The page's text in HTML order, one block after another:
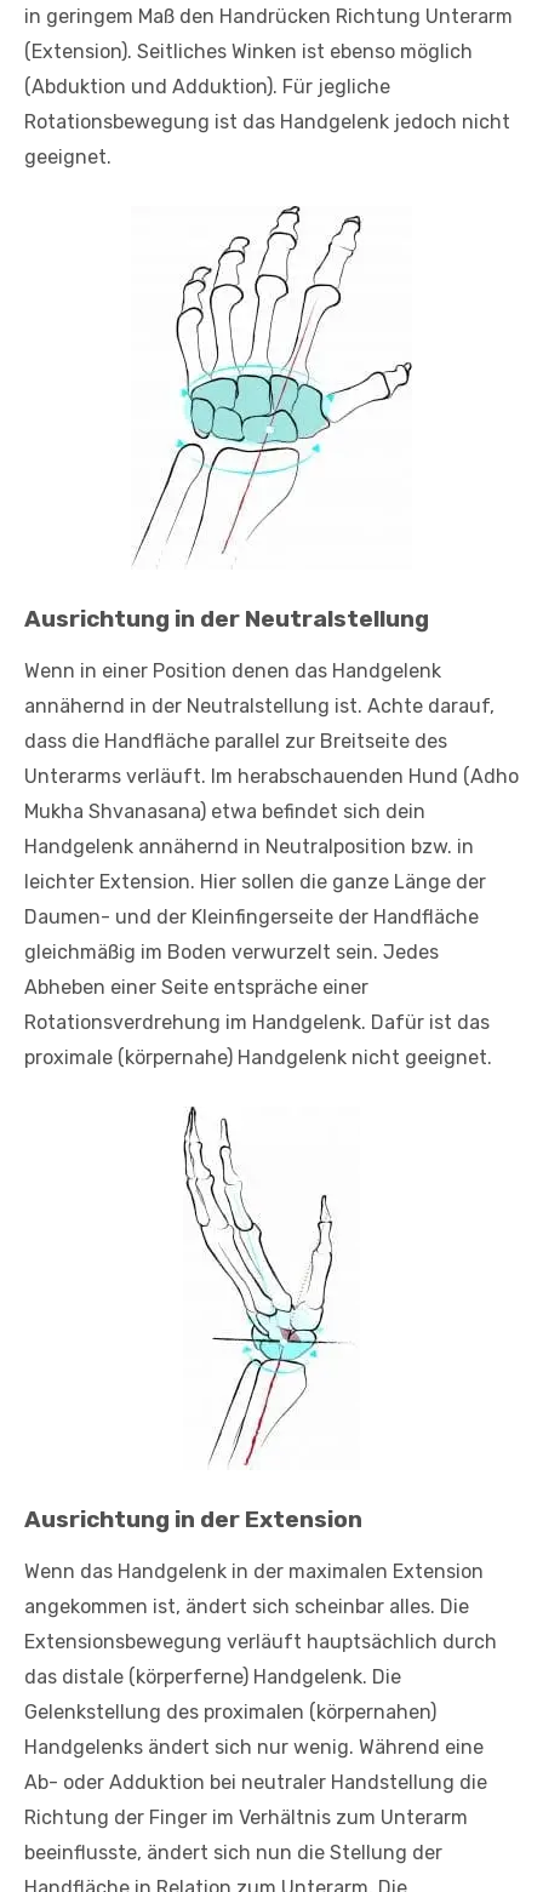
in geringem Maß den Handrücken Richtung Unterarm
(Extension). Seitliches Winken ist ebenso möglich
(Abduktion und Adduktion). Für jegliche
Rotationsbewegung ist das Handgelenk jedoch nicht
geeignet.
Ausrichtung in der Neutralstellung
Wenn in einer Position denen das Handgelenk
annähernd in der Neutralstellung ist. Achte darauf,
dass die Handfläche parallel zur Breitseite des
Unterarms verläuft. Im herabschauenden Hund (Adho
Mukha Shvanasana) etwa befindet sich dein
Handgelenk annähernd in Neutralposition bzw. in
leichter Extension. Hier sollen die ganze Länge der
Daumen- und der Kleinfingerseite der Handfläche
gleichmäßig im Boden verwurzelt sein. Jedes
Abheben einer Seite entspräche einer
Rotationsverdrehung im Handgelenk. Dafür ist das
proximale (körpernahe) Handgelenk nicht geeignet.
Ausrichtung in der Extension
Wenn das Handgelenk in der maximalen Extension
angekommen ist, ändert sich scheinbar alles. Die
Extensionsbewegung verläuft hauptsächlich durch
das distale (körperferne) Handgelenk. Die
Gelenkstellung des proximalen (körpernahen)
Handgelenks ändert sich nur wenig. Während eine
Ab- oder Adduktion bei neutraler Handstellung die
Richtung der Finger im Verhältnis zum Unterarm
beeinflusste, ändert sich nun die Stellung der